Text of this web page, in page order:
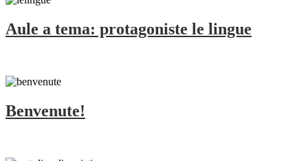
Aule a tema: protagoniste le lingue
Benvenute!